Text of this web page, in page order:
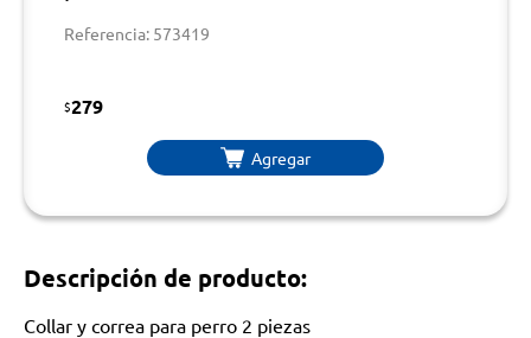
Referencia: 573419
$279
Agregar
Descripción de producto:
Collar y correa para perro 2 piezas